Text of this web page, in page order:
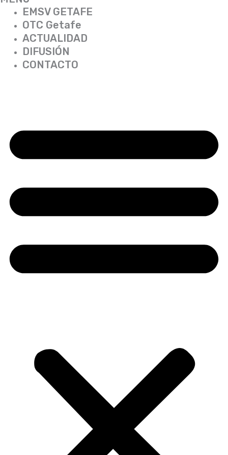
EMSV GETAFE
OTC Getafe
ACTUALIDAD
DIFUSIÓN
CONTACTO